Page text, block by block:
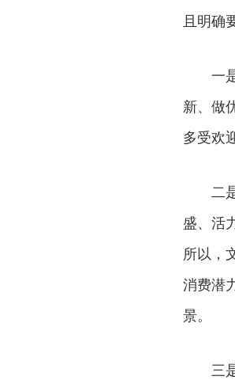
且明确
一
新、做
多受欢
二
盛、活
所以，
消费潜
景。
三